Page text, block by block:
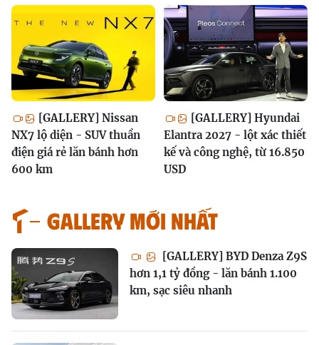
[GALLERY] Nissan
NX7 lộ diện - SUV thuần
điện giá rẻ lăn bánh hơn
600 km
[GALLERY] Hyundai
Elantra 2027 - lột xác thiết
kế và công nghệ, từ 16.850
USD
GALLERY MỚI NHẤT
[GALLERY] BYD Denza Z9S
hơn 1,1 tỷ đồng - lăn bánh 1.100
km, sạc siêu nhanh